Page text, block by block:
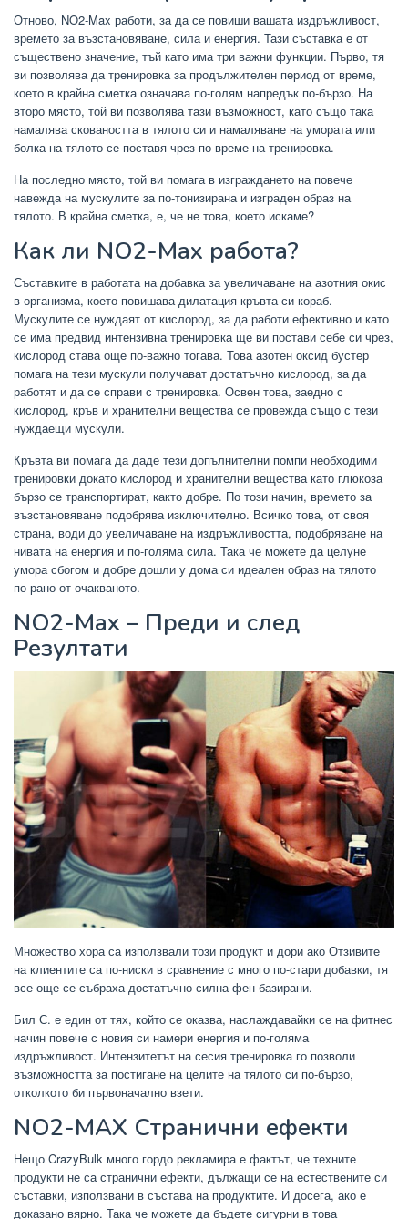
Отново, NO2-Max работи, за да се повиши вашата издръжливост,
времето за възстановяване, сила и енергия. Тази съставка е от
съществено значение, тъй като има три важни функции. Първо, тя
ви позволява да тренировка за продължителен период от време,
което в крайна сметка означава по-голям напредък по-бързо. На
второ място, той ви позволява тази възможност, като също така
намалява сковаността в тялото си и намаляване на умората или
болка на тялото се поставя чрез по време на тренировка.
На последно място, той ви помага в изграждането на повече
навежда на мускулите за по-тонизирана и изграден образ на
тялото. В крайна сметка, е, че не това, което искаме?
Как ли NO2-Max работа?
Съставките в работата на добавка за увеличаване на азотния окис
в организма, което повишава дилатация кръвта си кораб.
Мускулите се нуждаят от кислород, за да работи ефективно и като
се има предвид интензивна тренировка ще ви постави себе си чрез,
кислород става още по-важно тогава. Това азотен оксид бустер
помага на тези мускули получават достатъчно кислород, за да
работят и да се справи с тренировка. Освен това, заедно с
кислород, кръв и хранителни вещества се провежда също с тези
нуждаещи мускули.
Кръвта ви помага да даде тези допълнителни помпи необходими
тренировки докато кислород и хранителни вещества като глюкоза
бързо се транспортират, както добре. По този начин, времето за
възстановяване подобрява изключително. Всичко това, от своя
страна, води до увеличаване на издръжливостта, подобряване на
нивата на енергия и по-голяма сила. Така че можете да целуне
умора сбогом и добре дошли у дома си идеален образ на тялото
по-рано от очакваното.
NO2-Max – Преди и след
Резултати
Множество хора са използвали този продукт и дори ако Отзивите
на клиентите са по-ниски в сравнение с много по-стари добавки, тя
все още се събраха достатъчно силна фен-базирани.
Бил С. е един от тях, който се оказва, наслаждавайки се на фитнес
начин повече с новия си намери енергия и по-голяма
издръжливост. Интензитетът на сесия тренировка го позволи
възможността за постигане на целите на тялото си по-бързо,
отколкото би първоначално взети.
NO2-MAX Странични ефекти
Нещо CrazyBulk много гордо рекламира е фактът, че техните
продукти не са странични ефекти, дължащи се на естествените си
съставки, използвани в състава на продуктите. И досега, ако е
доказано вярно. Така че можете да бъдете сигурни в това